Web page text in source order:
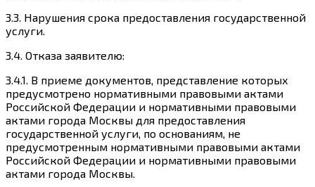
3.3. Нарушения срока предоставления государственной
услуги.
3.4. Отказа заявителю:
3.4.1. В приеме документов, представление которых
предусмотрено нормативными правовыми актами
Российской Федерации и нормативными правовыми
актами города Москвы для предоставления
государственной услуги, по основаниям, не
предусмотренным нормативными правовыми актами
Российской Федерации и нормативными правовыми
актами города Москвы.